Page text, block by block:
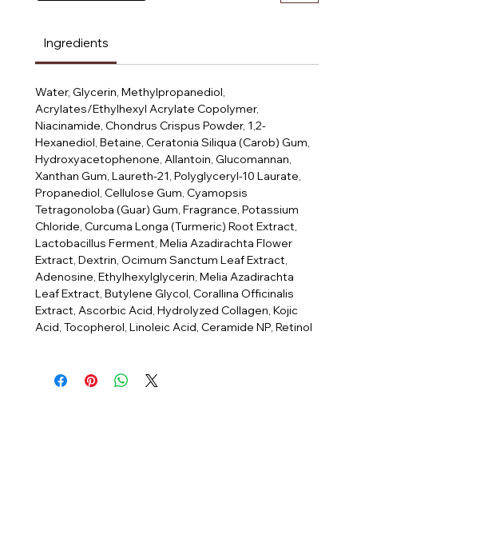
Ingredients
Water, Glycerin, Methylpropanediol,
Acrylates/Ethylhexyl Acrylate Copolymer,
Niacinamide, Chondrus Crispus Powder, 1,2-
Hexanediol, Betaine, Ceratonia Siliqua (Carob) Gum,
Hydroxyacetophenone, Allantoin, Glucomannan,
Xanthan Gum, Laureth-21, Polyglyceryl-10 Laurate,
Propanediol, Cellulose Gum, Cyamopsis
Tetragonoloba (Guar) Gum, Fragrance, Potassium
Chloride, Curcuma Longa (Turmeric) Root Extract,
Lactobacillus Ferment, Melia Azadirachta Flower
Extract, Dextrin, Ocimum Sanctum Leaf Extract,
Adenosine, Ethylhexylglycerin, Melia Azadirachta
Leaf Extract, Butylene Glycol, Corallina Officinalis
Extract, Ascorbic Acid, Hydrolyzed Collagen, Kojic
Acid, Tocopherol, Linoleic Acid, Ceramide NP, Retinol